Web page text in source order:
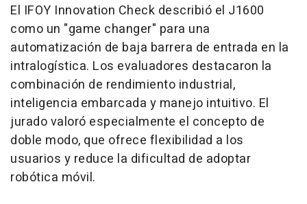
El IFOY Innovation Check describió el J1600
como un "game changer" para una
automatización de baja barrera de entrada en la
intralogística. Los evaluadores destacaron la
combinación de rendimiento industrial,
inteligencia embarcada y manejo intuitivo. El
jurado valoró especialmente el concepto de
doble modo, que ofrece flexibilidad a los
usuarios y reduce la dificultad de adoptar
robótica móvil.